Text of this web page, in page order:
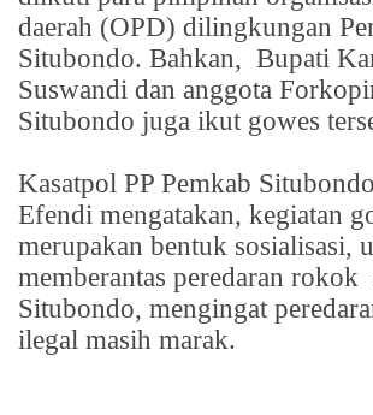
daerah (OPD) dilingkungan
Situbondo. Bahkan, Bupati
Suswandi dan anggota
Situbondo juga ikut gowes
Kasatpol PP Pemkab
Efendi mengatakan, kegiatan
merupakan bentuk sosialisasi,
memberantas peredaran rokok
Situbondo, mengingat
ilegal masih marak.